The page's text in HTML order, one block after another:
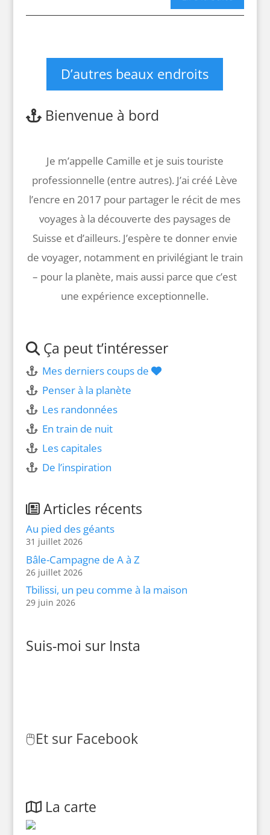
D’autres beaux endroits
Bienvenue à bord
Je m’appelle Camille et je suis touriste
professionnelle (entre autres). J’ai créé Lève
l’encre en 2017 pour partager le récit de mes
voyages à la découverte des paysages de
Suisse et d’ailleurs. J’espère te donner envie
de voyager, notamment en privilégiant le train
– pour la planète, mais aussi parce que c’est
une expérience exceptionnelle.
Ça peut t’intéresser
Mes derniers coups de
Penser à la planète
Les randonnées
En train de nuit
Les capitales
De l’inspiration
Articles récents
Au pied des géants
31 juillet 2026
Bâle-Campagne de A à Z
26 juillet 2026
Tbilissi, un peu comme à la maison
29 juin 2026
Suis-moi sur Insta
🖱️Et sur Facebook
La carte